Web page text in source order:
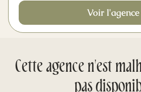
Voir l'agence
Cette agence n'est
pas